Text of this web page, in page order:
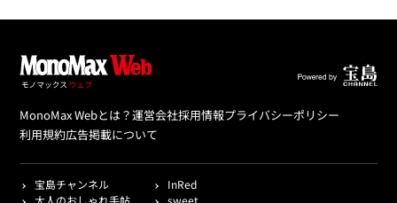
MonoMax Webとは？運営会社採用情報プライバシーポリシー
利用規約広告掲載について
宝島チャンネル
InRed